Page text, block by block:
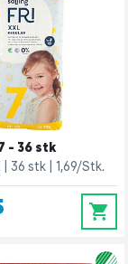
- 36 stk
36 stk 1,69/Stk.
0